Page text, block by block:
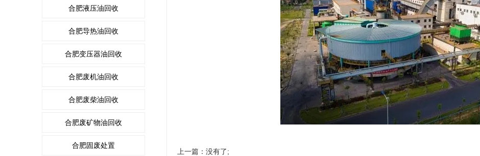
合肥液压油回收
合肥导热油回收
合肥变压器油回收
合肥废机油回收
合肥废柴油回收
合肥废矿物油回收
合肥固废处置
上一篇：没有了;